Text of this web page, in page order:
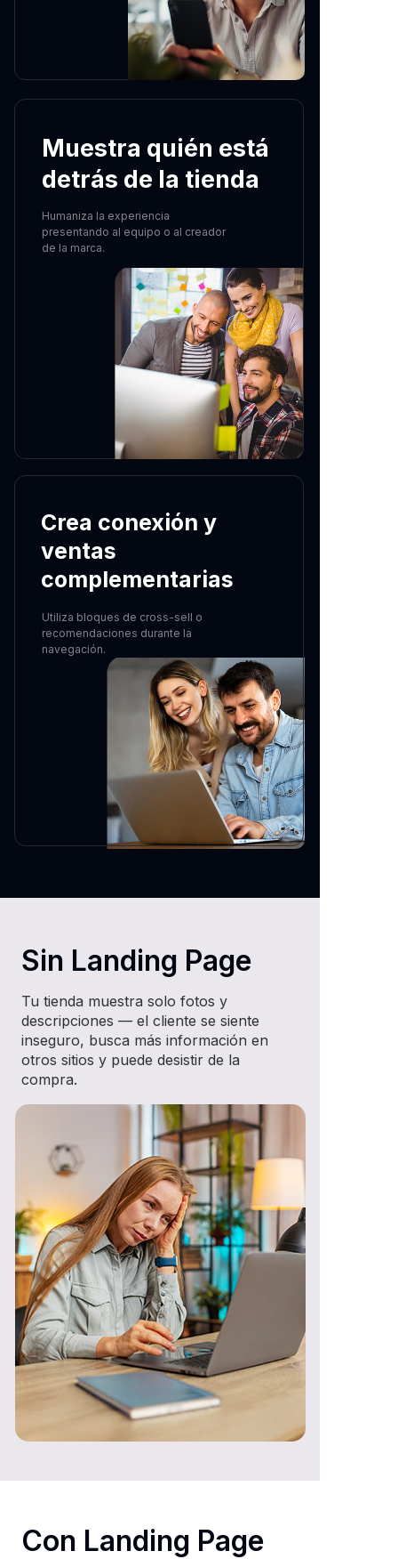
Humaniza la experiencia
presentando al equipo o al creador
de la marca.
Muestra quién está
detrás de la tienda
Crea conexión y
ventas
complementarias
Utiliza bloques de cross-sell o
recomendaciones durante la
navegación.
Sin Landing Page
Tu tienda muestra solo fotos y
descripciones — el cliente se siente
inseguro, busca más información en
otros sitios y puede desistir de la
compra.
Con Landing Page